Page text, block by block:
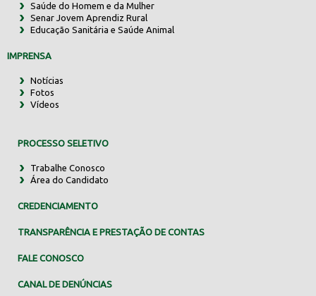
Saúde do Homem e da Mulher
Senar Jovem Aprendiz Rural
Educação Sanitária e Saúde Animal
IMPRENSA
Notícias
Fotos
Vídeos
PROCESSO SELETIVO
Trabalhe Conosco
Área do Candidato
CREDENCIAMENTO
TRANSPARÊNCIA E PRESTAÇÃO DE CONTAS
FALE CONOSCO
CANAL DE DENÚNCIAS